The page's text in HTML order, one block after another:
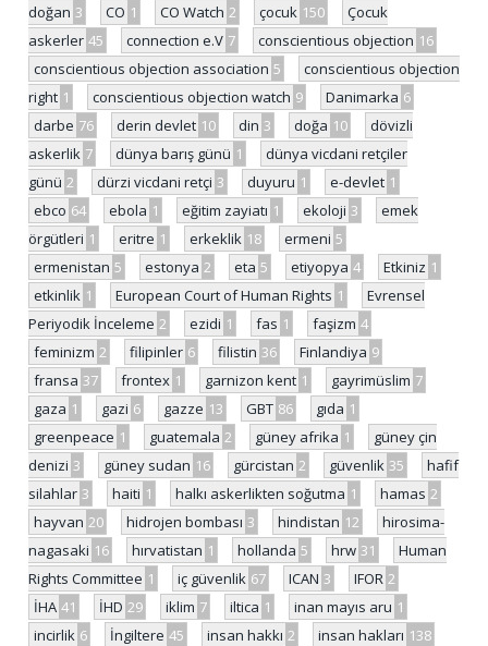
doğan 3 CO 1 CO Watch 2 çocuk 150
Çocuk
askerler 45 connection e.V 7 conscientious objection 16
conscientious objection association 5
conscientious objection
right 1 conscientious objection watch 9 Danimarka 6
darbe 76 derin devlet 10 din 3 doğa 10
dövizli
askerlik 7 dünya barış günü 1
dünya vicdani retçiler
günü 2 dürzi vicdani retçi 3 duyuru 1 e-devlet 1
ebco 64 ebola 1 eğitim zayiatı 1 ekoloji 3
emek
örgütleri 1 eritre 1 erkeklik 18 ermeni 5
ermenistan 5 estonya 2 eta 5 etiyopya 4 Etkiniz 1
etkinlik 1 European Court of Human Rights 1
Evrensel
Periyodik İnceleme 2 ezidi 1 fas 1 faşizm 4
feminizm 2 filipinler 6 filistin 36 Finlandiya 9
fransa 37 frontex 1 garnizon kent 1 gayrimüslim 7
gaza 1 gazi 6 gazze 13 GBT 86 gıda 1
greenpeace 1 guatemala 2 güney afrika 1
güney çin
denizi 3 güney sudan 16 gürcistan 2 güvenlik 35
hafif
silahlar 3 haiti 1 halkı askerlikten soğutma 1 hamas 2
hayvan 20 hidrojen bombası 3 hindistan 12
hirosima-
nagasaki 16 hırvatistan 1 hollanda 5 hrw 31
Human
Rights Committee 1 iç güvenlik 67 ICAN 3 IFOR 2
İHA 41 İHD 29 iklim 7 iltica 1 inan mayıs aru 1
incirlik 6 İngiltere 45 insan hakkı 2 insan hakları 138